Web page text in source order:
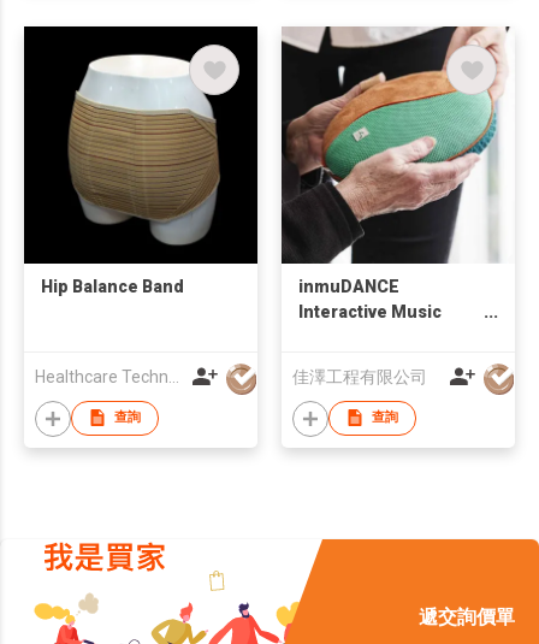
Hip Balance Band
查詢
inmuDANCE
Interactive Music
佳澤工程有限公司
查詢
遞交詢價單